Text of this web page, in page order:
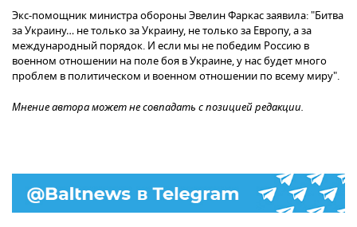
Экс-помощник министра обороны Эвелин Фаркас заявила: "Битва
за Украину… не только за Украину, не только за Европу, а за
международный порядок. И если мы не победим Россию в
военном отношении на поле боя в Украине, у нас будет много
проблем в политическом и военном отношении по всему миру".
Мнение автора может не совпадать с позицией редакции.